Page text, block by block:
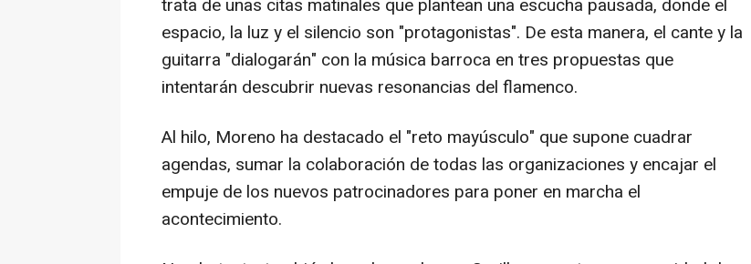
trata de unas citas matinales que plantean una escucha pausada, donde el
espacio, la luz y el silencio son "protagonistas". De esta manera, el cante y la
guitarra "dialogarán" con la música barroca en tres propuestas que
intentarán descubrir nuevas resonancias del flamenco.
Al hilo, Moreno ha destacado el "reto mayúsculo" que supone cuadrar
agendas, sumar la colaboración de todas las organizaciones y encajar el
empuje de los nuevos patrocinadores para poner en marcha el
acontecimiento.